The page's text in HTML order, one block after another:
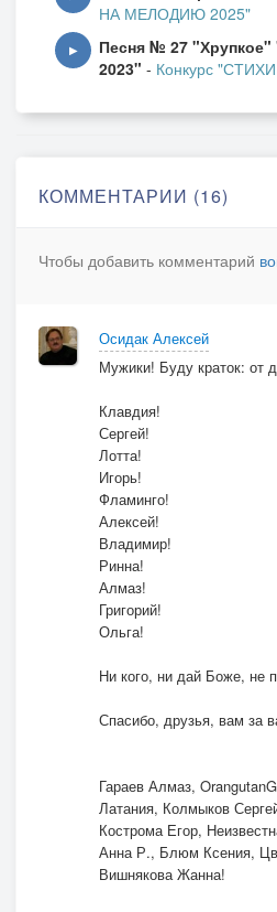
2 куплет:
Осенью ранен клён.
Флаг любви большой
Больше не поровну
Счастье.
Стоит надеяться:
Новое деревце
Чувств
Сдюжит ненастье!
НА МЕЛОДИЮ 2025"
▶
Песня № 27
2023" - Конкурс
КОММЕНТАРИИ (16)
Чтобы добавить комментарий
Осидак Алексей
Мужики! Буду краток: от
Клавдия!
Сергей!
Лотта!
Игорь!
Фламинго!
Алексей!
Владимир!
Ринна!
Алмаз!
Григорий!
Ольга!
Ни кого, ни дай Боже, не
Спасибо, друзья, вам за
Гараев Алмаз,
Латания, Колмыков
Кострома Егор,
Анна Р., Блюм Ксения,
Вишнякова Жанна!